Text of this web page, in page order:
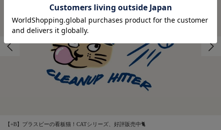
【+B】プラスビーの看板猫！CATシリーズ、好評販売中🐈